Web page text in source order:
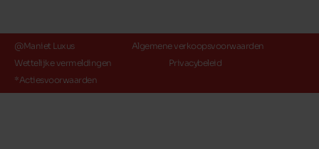
@Maniet Luxus
Algemene verkoopsvoorwaarden
Wettelijke vermeldingen
Privacybeleid
*Actiesvoorwaarden